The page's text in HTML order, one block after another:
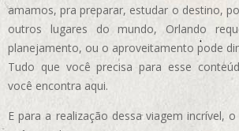
amamos, pra preparar, estudar o destino,
outros lugares do mundo, Orlando
planejamento, ou o aproveitamento pode
Tudo que você precisa para esse
você encontra aqui.
E para a realização dessa viagem incrível,